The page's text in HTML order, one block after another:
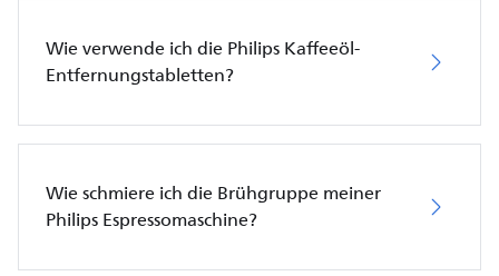
Wie verwende ich die Philips Kaffeeöl-
Entfernungstabletten?
Wie schmiere ich die Brühgruppe meiner
Philips Espressomaschine?